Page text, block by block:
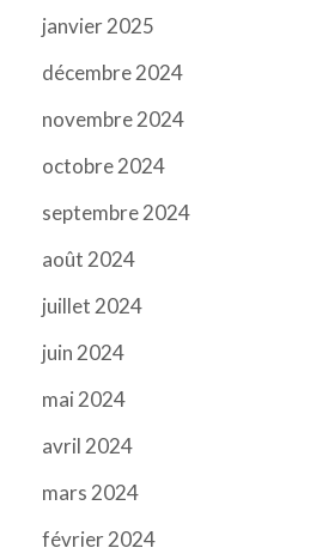
janvier 2025
décembre 2024
novembre 2024
octobre 2024
septembre 2024
août 2024
juillet 2024
juin 2024
mai 2024
avril 2024
mars 2024
février 2024